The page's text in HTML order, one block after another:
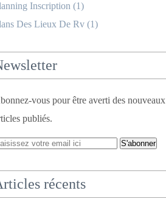
Inscription (1)
Des Lieux De Rv (1)
vous pour être averti des nouveaux
publiés.
récents